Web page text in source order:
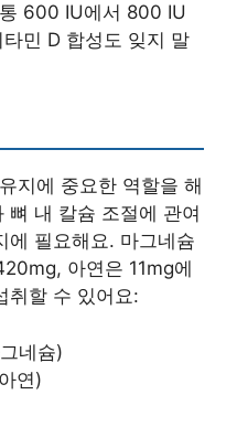
600 IU에서 800 IU
민 D 합성도 잊지 말
지에 중요한 역할을 해
뼈 내 칼슘 조절에 관여
에 필요해요. 마그네슘
아연은 11mg에
취할 수 있어요:
네슘)
연)